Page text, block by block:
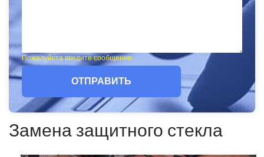
Пожалуйста введите сообщение
ОТПРАВИТЬ
Замена защитного стекла